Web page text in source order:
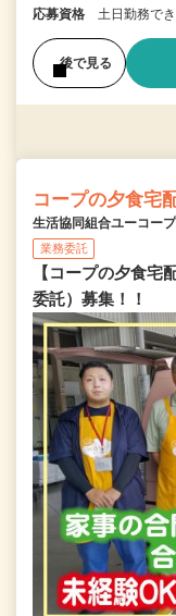
応募資格 土日勤務で
後で見る
コープの夕食宅
生活協同組合ユーコー
業務委託
【コープの夕食宅
委託）募集！！